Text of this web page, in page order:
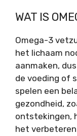
WAT IS
Omega-3
het lichaam
aanmaken,
de voeding of
spelen een
gezondheid,
ontstekingen,
het